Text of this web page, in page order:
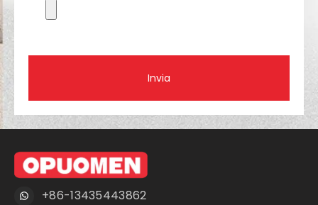
Invia
+86-13435443862